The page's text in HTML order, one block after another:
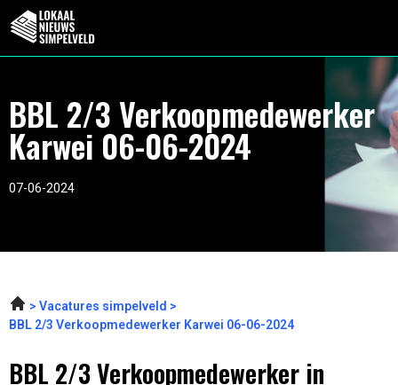
BBL 2/3 Verkoopmedewerker
Karwei 06-06-2024
07-06-2024
Vacatures simpelveld
BBL 2/3 Verkoopmedewerker Karwei 06-06-2024
BBL 2/3 Verkoopmedewerker in